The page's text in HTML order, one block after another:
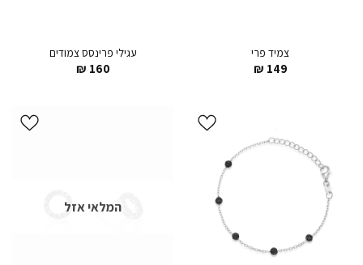
צמיד פרי
149
₪
עגילי פרינסס צמודים
160
₪
WISHLIST
המלאי אזל